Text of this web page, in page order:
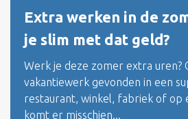
Extra werken in de
je slim met dat geld?
Werk je deze zomer extra uren?
vakantiewerk gevonden in een
restaurant, winkel, fabriek of op
komt er misschien...